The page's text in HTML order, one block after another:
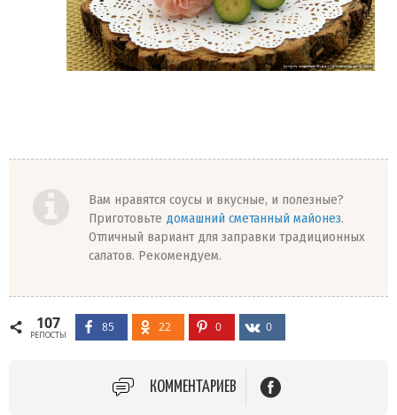
Вам нравятся соусы и вкусные, и полезные?
Приготовьте домашний сметанный майонез.
Отличный вариант для заправки традиционных
салатов. Рекомендуем.
107
РЕПОСТЫ
85 22 0 0
КОММЕНТАРИЕВ